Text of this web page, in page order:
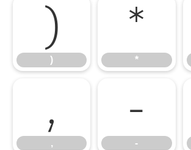
)
)
*
*
,
,
-
-